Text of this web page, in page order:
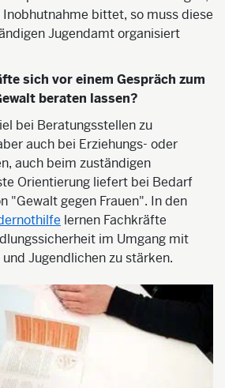
bittet, so muss diese
Jugendamt organisiert
sich vor einem Gespräch zum
beraten lassen?
bei Beratungsstellen zu
auch bei Erziehungs- oder
auch beim zuständigen
Orientierung liefert bei Bedarf
"Gewalt gegen Frauen". In den
lernen Fachkräfte
im Umgang mit
Jugendlichen zu stärken.